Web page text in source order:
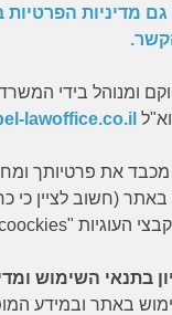
גם מדיניות
lawoffice.co.il
את פרטיותך
(חשוב לציין כי
העוגיות "
בתנאי השימוש
באתר ובמידע